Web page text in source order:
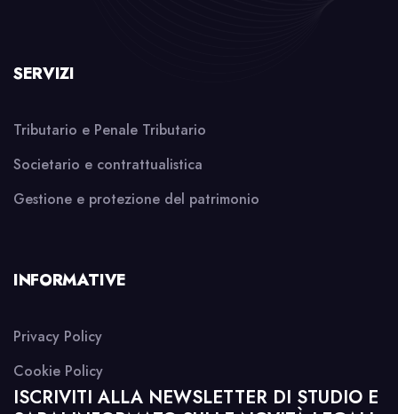
SERVIZI
Tributario e Penale Tributario
Societario e contrattualistica
Gestione e protezione del patrimonio
INFORMATIVE
Privacy Policy
Cookie Policy
ISCRIVITI ALLA NEWSLETTER DI STUDIO E